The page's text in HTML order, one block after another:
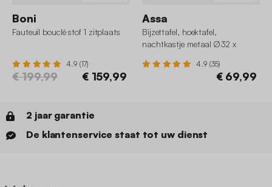
Boni
Fauteuil bouclé stof 1 zitplaats
4.9 (17)
€ 199,99 € 159,99
Assa
Bijzettafel, hoektafel,
nachtkastje metaal Ø32 x
4.9 (35)
€ 69,99
2 jaar garantie
De klantenservice staat tot uw dienst